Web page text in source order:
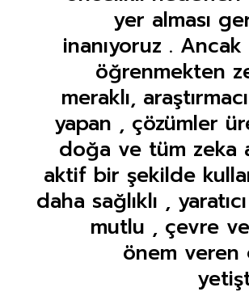
yer alması
inanıyoruz .
öğrenmekten
meraklı,
yapan , çözümler
doğa ve tüm zeka
aktif bir şekilde
daha sağlıklı ,
mutlu , çevre
önem veren